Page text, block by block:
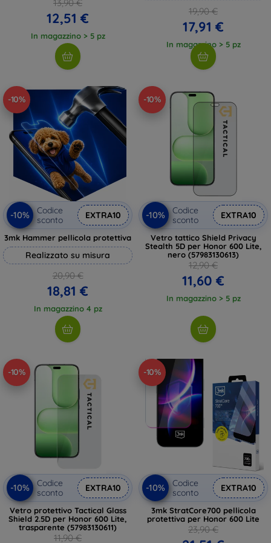
13,90 €
12,51 €
In magazzino > 5 pz
19,90 €
17,91 €
In magazzino > 5 pz
-10%
-10%
Codice
sconto
EXTRA10
3mk Hammer pellicola protettiva
Realizzato su misura
20,90 €
18,81 €
In magazzino 4 pz
-10%
-10%
Codice
sconto
EXTRA10
Vetro tattico Shield Privacy
Stealth 5D per Honor 600 Lite,
nero (57983130613)
12,90 €
11,60 €
In magazzino > 5 pz
-10%
-10%
Codice
sconto
EXTRA10
Vetro protettivo Tactical Glass
Shield 2.5D per Honor 600 Lite,
trasparente (57983130611)
11,90 €
-10%
-10%
Codice
sconto
EXTRA10
3mk StratCore700 pellicola
protettiva per Honor 600 Lite
23,90 €